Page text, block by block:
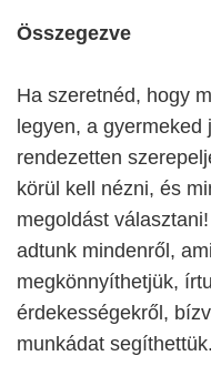
Összegezve
Ha szeretnéd, hogy
legyen, a
rendezetten
körül kell nézni, és
megoldást
adtunk mindenről,
megkönnyíthetjük,
érdekességekről,
munkádat segíthettük.